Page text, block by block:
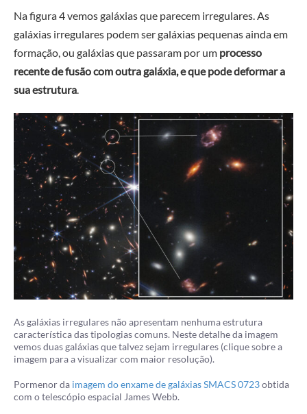
Na figura 4 vemos galáxias que parecem irregulares. As
galáxias irregulares podem ser galáxias pequenas ainda em
formação, ou galáxias que passaram por um processo
recente de fusão com outra galáxia, e que pode deformar a
sua estrutura.
As galáxias irregulares não apresentam nenhuma estrutura
característica das tipologias comuns. Neste detalhe da imagem
vemos duas galáxias que talvez sejam irregulares (clique sobre a
imagem para a visualizar com maior resolução).
Pormenor da imagem do enxame de galáxias SMACS 0723obtida
com o telescópio espacial James Webb.